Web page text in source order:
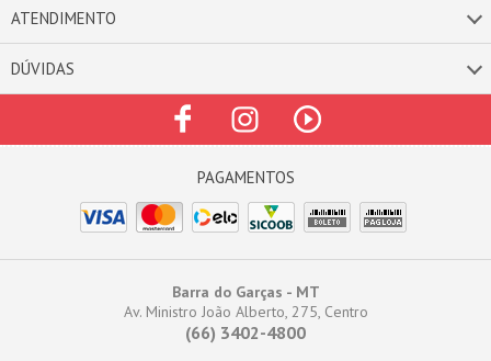
ATENDIMENTO
DÚVIDAS
Barra do Garças - MT
Av. Ministro João Alberto, 275, Centro
(66) 3402-4800